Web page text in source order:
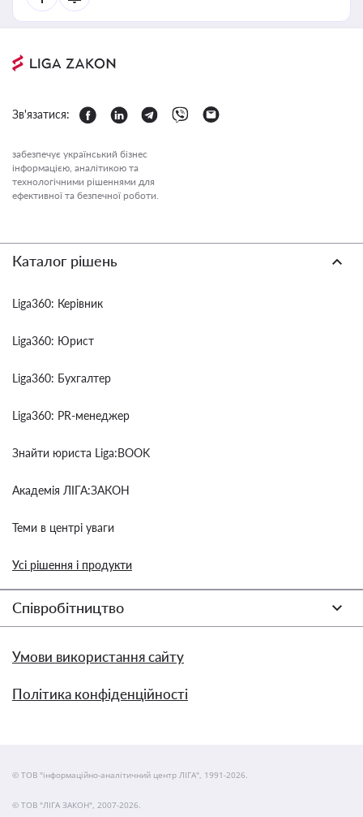
Зв'язатися:
забезпечує український бізнес
інформацією, аналітикою та
технологічними рішеннями для
ефективної та безпечної роботи.
Каталог рішень
Liga360: Керівник
Liga360: Юрист
Liga360: Бухгалтер
Liga360: PR-менеджер
Знайти юриста Liga:BOOK
Академія ЛІГА:ЗАКОН
Теми в центрі уваги
Усі рішення і продукти
Співробітництво
Умови використання сайту
Політика конфіденційності
© ТОВ "інформаційно-аналітичний центр ЛІГА", 1991-2026.
© ТОВ "ЛІГА ЗАКОН", 2007-2026.